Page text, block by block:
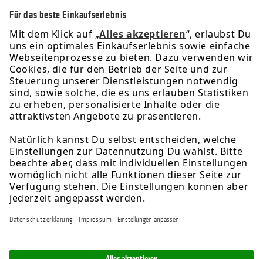
Service-Hotline
Informationen
Rechtliches
Über uns
Newsletter
* Alle Preise inkl. gesetzl. Mehrwertsteuer zzgl.
Folge uns für exklusive Angebote & Aktionen: